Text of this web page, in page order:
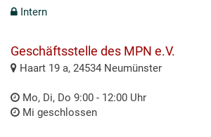
Intern
Geschäftsstelle des MPN e.V.
Haart 19 a, 24534 Neumünster
Mo, Di, Do 9:00 - 12:00 Uhr
Mi geschlossen